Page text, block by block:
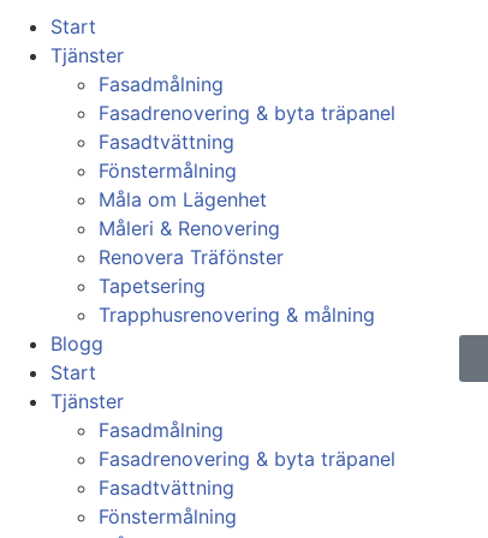
Start
Tjänster
Fasadmålning
Fasadrenovering & byta träpanel
Fasadtvättning
Fönstermålning
Måla om Lägenhet
Måleri & Renovering
Renovera Träfönster
Tapetsering
Trapphusrenovering & målning
Blogg
Start
Tjänster
Fasadmålning
Fasadrenovering & byta träpanel
Fasadtvättning
Fönstermålning